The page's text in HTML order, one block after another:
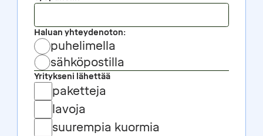
Haluan yhteydenoton:
puhelimella
sähköpostilla
Yritykseni lähettää
paketteja
lavoja
suurempia kuormia